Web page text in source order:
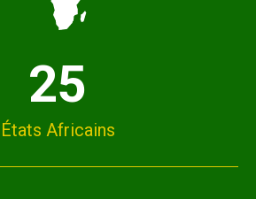
25
États Africains